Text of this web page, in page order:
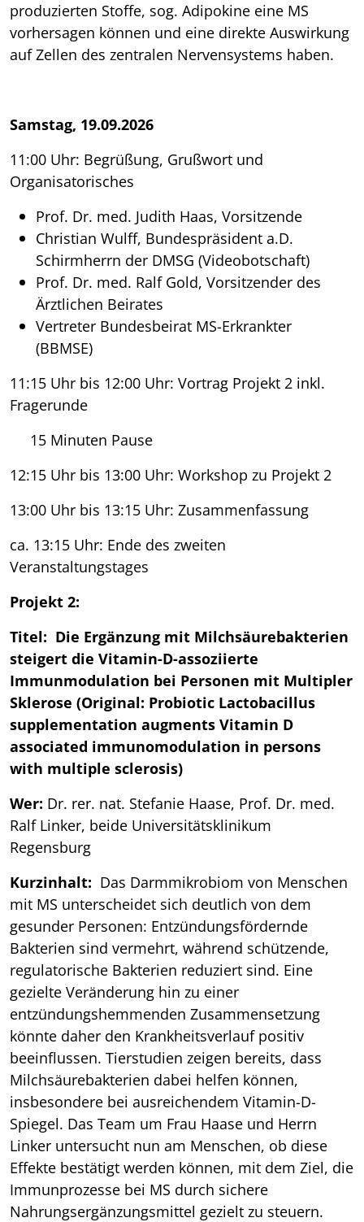
produzierten Stoffe, sog. Adipokine eine MS
vorhersagen können und eine direkte Auswirkung
auf Zellen des zentralen Nervensystems haben.
Samstag, 19.09.2026
11:00 Uhr: Begrüßung, Grußwort und
Organisatorisches
Prof. Dr. med. Judith Haas, Vorsitzende
Christian Wulff, Bundespräsident a.D.
Schirmherrn der DMSG (Videobotschaft)
Prof. Dr. med. Ralf Gold, Vorsitzender des
Ärztlichen Beirates
Vertreter Bundesbeirat MS-Erkrankter
(BBMSE)
11:15 Uhr bis 12:00 Uhr: Vortrag Projekt 2 inkl.
Fragerunde
15 Minuten Pause
12:15 Uhr bis 13:00 Uhr: Workshop zu Projekt 2
13:00 Uhr bis 13:15 Uhr: Zusammenfassung
ca. 13:15 Uhr: Ende des zweiten
Veranstaltungstages
Projekt 2:
Titel: Die Ergänzung mit Milchsäurebakterien
steigert die Vitamin-D-assoziierte
Immunmodulation bei Personen mit Multipler
Sklerose (Original: Probiotic Lactobacillus
supplementation augments Vitamin D
associated immunomodulation in persons
with multiple sclerosis)
Wer: Dr. rer. nat. Stefanie Haase, Prof. Dr. med.
Ralf Linker, beide Universitätsklinikum
Regensburg
Kurzinhalt: Das Darmmikrobiom von Menschen
mit MS unterscheidet sich deutlich von dem
gesunder Personen: Entzündungsfördernde
Bakterien sind vermehrt, während schützende,
regulatorische Bakterien reduziert sind. Eine
gezielte Veränderung hin zu einer
entzündungshemmenden Zusammensetzung
könnte daher den Krankheitsverlauf positiv
beeinflussen. Tierstudien zeigen bereits, dass
Milchsäurebakterien dabei helfen können,
insbesondere bei ausreichendem Vitamin-D-
Spiegel. Das Team um Frau Haase und Herrn
Linker untersucht nun am Menschen, ob diese
Effekte bestätigt werden können, mit dem Ziel, die
Immunprozesse bei MS durch sichere
Nahrungsergänzungsmittel gezielt zu steuern.